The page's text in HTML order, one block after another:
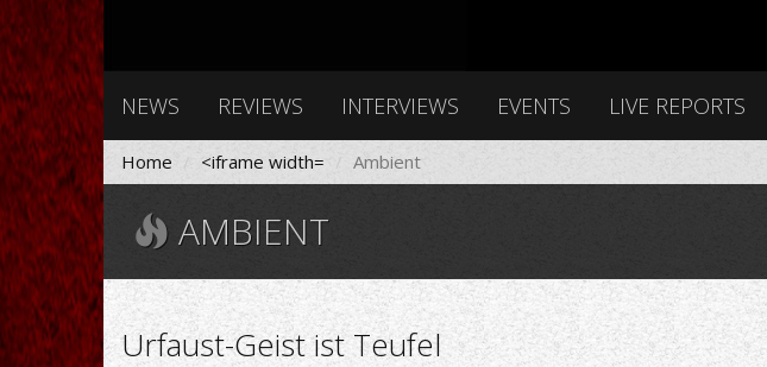
NEWS REVIEWS INTERVIEWS EVENTS LIVE REPORTS
Home <iframe width= Ambient
AMBIENT
Urfaust-Geist ist Teufel